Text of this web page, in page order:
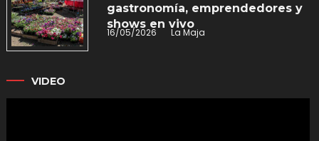
gastronomía, emprendedores y
shows en vivo
16/05/2026 La Maja
VIDEO